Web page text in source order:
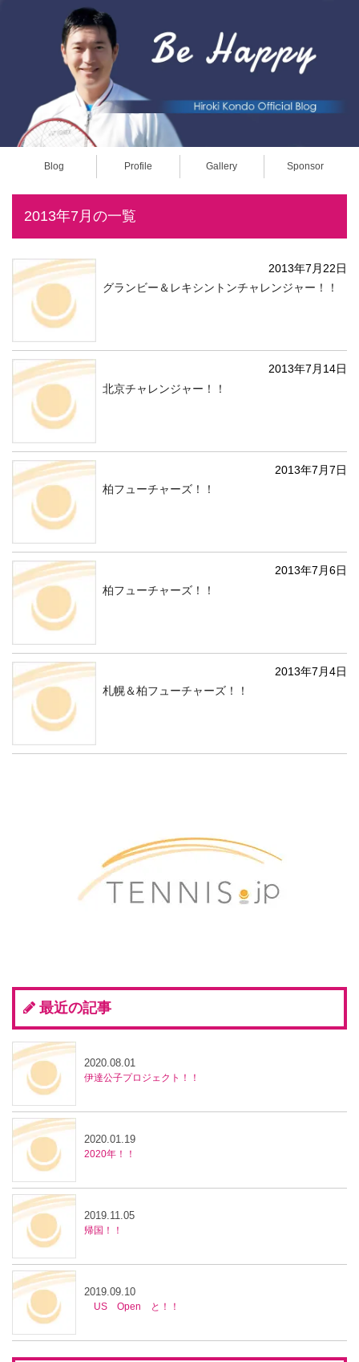
Blog Profile Gallery Sponsor
2013年7月の一覧
2013年7月22日
グランビー＆レキシントンチャレンジャー！！
2013年7月14日
北京チャレンジャー！！
2013年7月7日
柏フューチャーズ！！
2013年7月6日
柏フューチャーズ！！
2013年7月4日
札幌＆柏フューチャーズ！！
最近の記事
伊達公子プロジェクト！！
2020.08.01
2020年！！
2020.01.19
帰国！！
2019.11.05
US Open と！！
2019.09.10